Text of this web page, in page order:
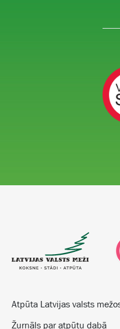
Atpūta Latvijas valsts
Žurnāls par atpūtu dabā